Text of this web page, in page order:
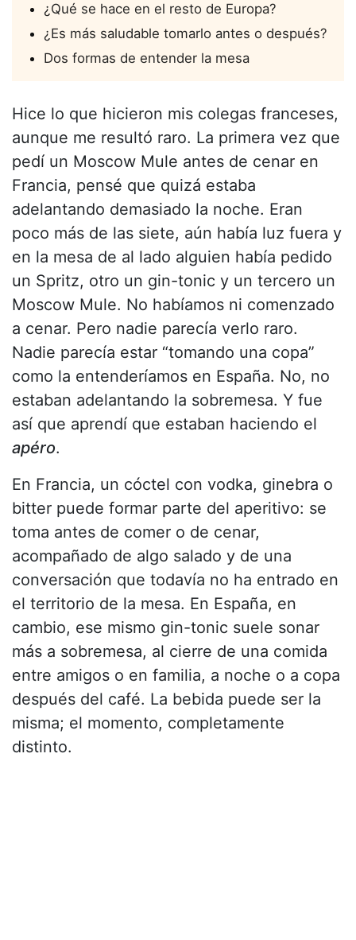
¿Qué se hace en el resto de Europa?
¿Es más saludable tomarlo antes o después?
Dos formas de entender la mesa
Hice lo que hicieron mis colegas franceses,
aunque me resultó raro. La primera vez que
pedí un Moscow Mule antes de cenar en
Francia, pensé que quizá estaba
adelantando demasiado la noche. Eran
poco más de las siete, aún había luz fuera y
en la mesa de al lado alguien había pedido
un Spritz, otro un gin-tonic y un tercero un
Moscow Mule. No habíamos ni comenzado
a cenar. Pero nadie parecía verlo raro.
Nadie parecía estar “tomando una copa”
como la entenderíamos en España. No, no
estaban adelantando la sobremesa. Y fue
así que aprendí que estaban haciendo el
apéro.
En Francia, un cóctel con vodka, ginebra o
bitter puede formar parte del aperitivo: se
toma antes de comer o de cenar,
acompañado de algo salado y de una
conversación que todavía no ha entrado en
el territorio de la mesa. En España, en
cambio, ese mismo gin-tonic suele sonar
más a sobremesa, al cierre de una comida
entre amigos o en familia, a noche o a copa
después del café. La bebida puede ser la
misma; el momento, completamente
distinto.